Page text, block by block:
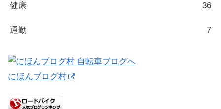
健康 36
通勤 7
にほんブログ村